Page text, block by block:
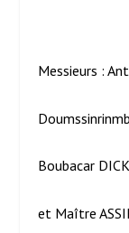
Messieurs :
Boubacar
et Maître